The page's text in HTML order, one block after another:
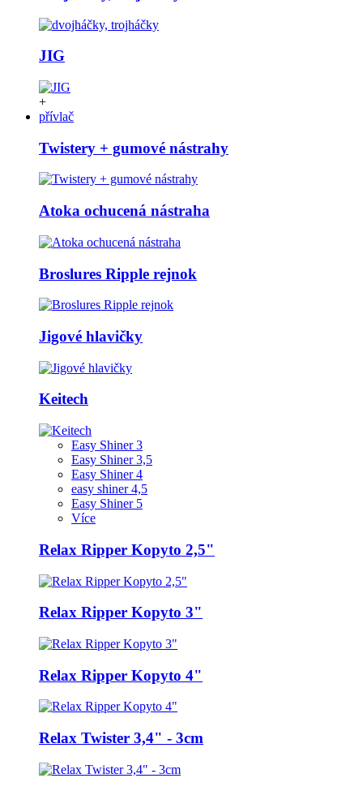
JIG
+
přívlač
Twistery + gumové nástrahy
Atoka ochucená nástraha
Broslures Ripple rejnok
Jigové hlavičky
Keitech
Easy Shiner 3
Easy Shiner 3,5
Easy Shiner 4
easy shiner 4,5
Easy Shiner 5
Více
Relax Ripper Kopyto 2,5"
Relax Ripper Kopyto 3"
Relax Ripper Kopyto 4"
Relax Twister 3,4" - 3cm